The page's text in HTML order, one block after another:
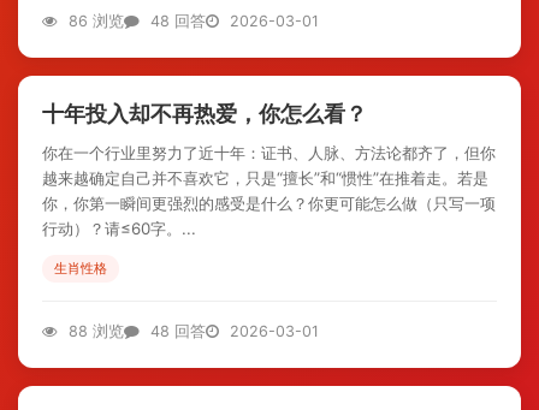
86 浏览 48 回答 2026-03-01
十年投入却不再热爱，你怎么看？
你在一个行业里努力了近十年：证书、人脉、方法论都齐了，但你
越来越确定自己并不喜欢它，只是“擅长”和“惯性”在推着走。若是
你，你第一瞬间更强烈的感受是什么？你更可能怎么做（只写一项
行动）？请≤60字。...
生肖性格
88 浏览 48 回答 2026-03-01